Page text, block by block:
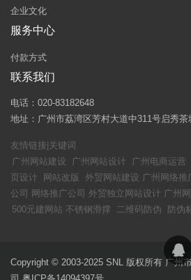
企业文化
服务中心
付款方式
联系我们
电话：020-83182648
地址：广州市荔湾区芳村大道中311号启秀
友情链接|关键词
广州网站建设
广州网站设计 广州电商运营
页设计
网站改版 外贸网站建设 广州网络推
公司 网络推广公司 外贸独立网站设计 广州
500元建网站 不锈钢滑撑 二维码防伪 防伪
Copyright © 2003-2025 SNL 版权所有 广州